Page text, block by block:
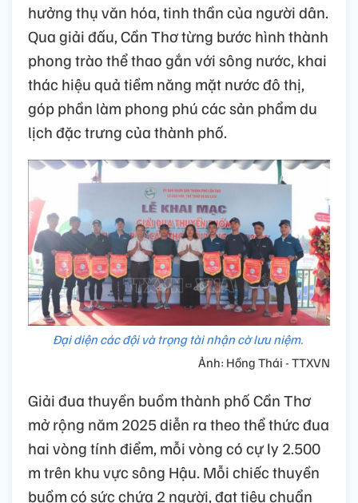
hưởng thụ văn hóa, tinh thần của người dân.
Qua giải đấu, Cần Thơ từng bước hình thành
phong trào thể thao gắn với sông nước, khai
thác hiệu quả tiềm năng mặt nước đô thị,
góp phần làm phong phú các sản phẩm du
lịch đặc trưng của thành phố.
Đại diện các đội và trọng tài nhận cờ lưu niệm.
Ảnh: Hồng Thái - TTXVN
Giải đua thuyền buồm thành phố Cần Thơ
mở rộng năm 2025 diễn ra theo thể thức đua
hai vòng tính điểm, mỗi vòng có cự ly 2.500
m trên khu vực sông Hậu. Mỗi chiếc thuyền
buồm có sức chứa 2 người, đạt tiêu chuẩn